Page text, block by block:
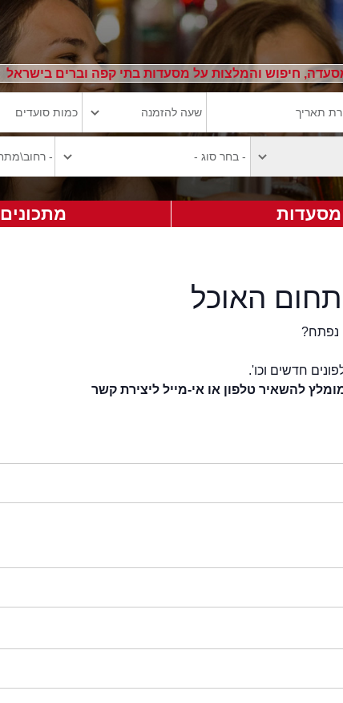
חיפוש והמלצות על מסעדות בתי קפה וברים בישראל
מסעדות מתכונים
האוכל
נפתח?
חדשים וכו'.
להשאיר טלפון או אי-מייל ליצירת קשר